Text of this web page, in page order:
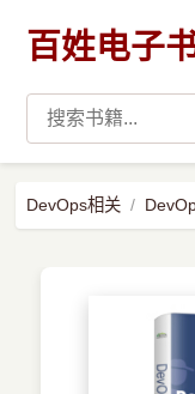
百姓电子
DevOps相关